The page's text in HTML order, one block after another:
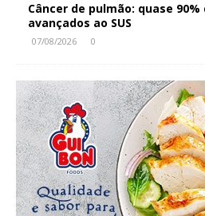
Câncer de pulmão: quase
avançados ao SUS
07/08/2026 0